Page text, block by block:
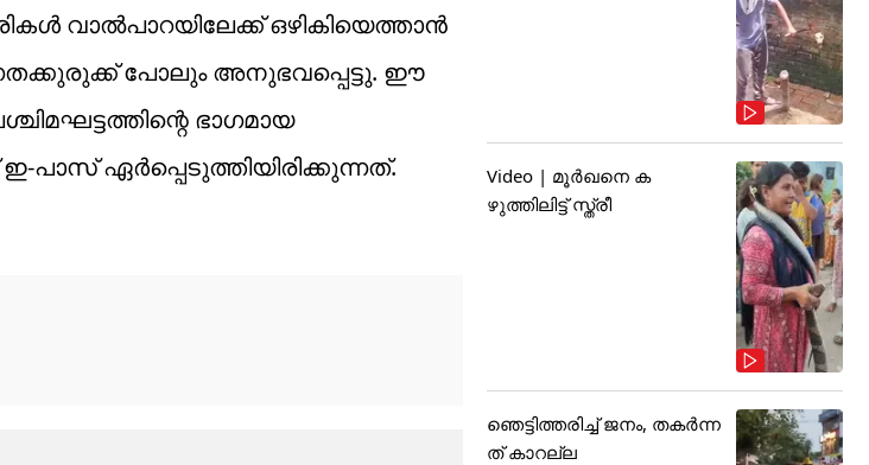
വാൽപാറയിലേക്ക് ഒഴികിയെത്താൻ
പോലും അനുഭവപ്പെട്ടു. ഈ
ഭാഗമായ
പാസ് ഏർപ്പെടുത്തിയിരിക്കുന്നത്.
Video | മൂർഖനെ ക
ഴുത്തിലിട്ട് സ്ത്രീ
ഞെട്ടിത്തരിച്ച് ജനം, തകർന്ന
ത് കാറല്ല